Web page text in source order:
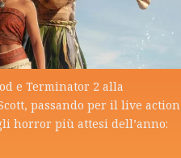
e Terminator 2 alla
passando per il live action
horror più attesi dell’anno: